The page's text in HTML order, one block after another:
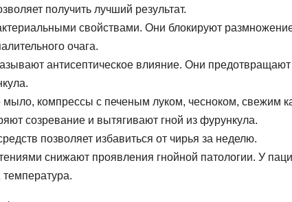
получить лучший результат.
свойствами. Они блокируют
очага.
антисептическое влияние. Они
компрессы с печеным луком, чесноком, свежим
созревание и вытягивают гной из фурункула.
позволяет избавиться от чирья за неделю.
снижают проявления гнойной патологии. У
температура.